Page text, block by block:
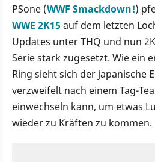
PSone (WWF Smackdown!)
WWE 2K15auf dem letzten
Updates unter THQ und nun
Serie stark zugesetzt. Wie ein
Ring sieht sich der japanische
verzweifelt nach einem Tag-
einwechseln kann, um etwas
wieder zu Kräften zu kommen.